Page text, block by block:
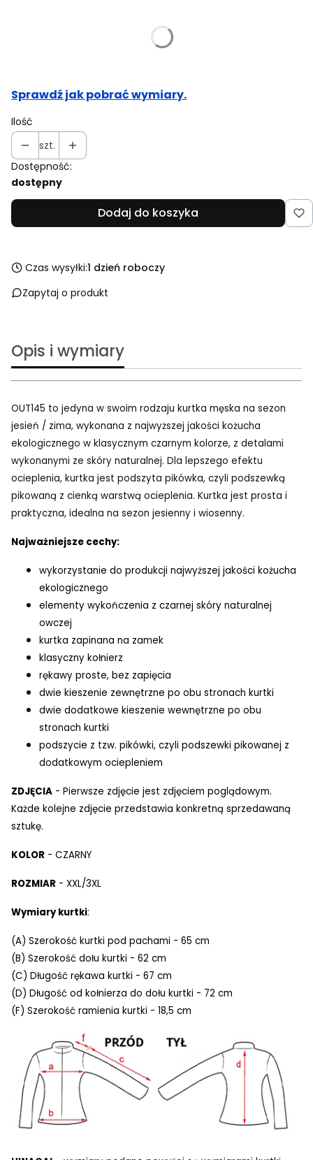
Poszczególne warianty mogą różnić się ceną
Sprawdź jak pobrać wymiary.
Ilość
szt.
Dostępność:
dostępny
Dodaj do koszyka
Czas wysyłki:1 dzień roboczy
Zapytaj o produkt
Opis i wymiary
OUT145 to jedyna w swoim rodzaju kurtka męska na sezon
jesień / zima, wykonana z najwyższej jakości kożucha
ekologicznego w klasycznym czarnym kolorze, z detalami
wykonanymi ze skóry naturalnej. Dla lepszego efektu
ocieplenia, kurtka jest podszyta pikówka, czyli podszewką
pikowaną z cienką warstwą ocieplenia. Kurtka jest prosta i
praktyczna, idealna na sezon jesienny i wiosenny.
Najważniejsze cechy:
wykorzystanie do produkcji najwyższej jakości kożucha
ekologicznego
elementy wykończenia z czarnej skóry naturalnej
owczej
kurtka zapinana na zamek
klasyczny kołnierz
rękawy proste, bez zapięcia
dwie kieszenie zewnętrzne po obu stronach kurtki
dwie dodatkowe kieszenie wewnętrzne po obu
stronach kurtki
podszycie z tzw. pikówki, czyli podszewki pikowanej z
dodatkowym ociepleniem
ZDJĘCIA - Pierwsze zdjęcie jest zdjęciem poglądowym.
Każde kolejne zdjęcie przedstawia konkretną sprzedawaną
sztukę.
KOLOR - CZARNY
ROZMIAR - XXL/3XL
Wymiary kurtki:
(A) Szerokość kurtki pod pachami - 65 cm
(B) Szerokość dołu kurtki - 62 cm
(C) Długość rękawa kurtki - 67 cm
(D) Długość od kołnierza do dołu kurtki - 72 cm
(F) Szerokość ramienia kurtki - 18,5 cm